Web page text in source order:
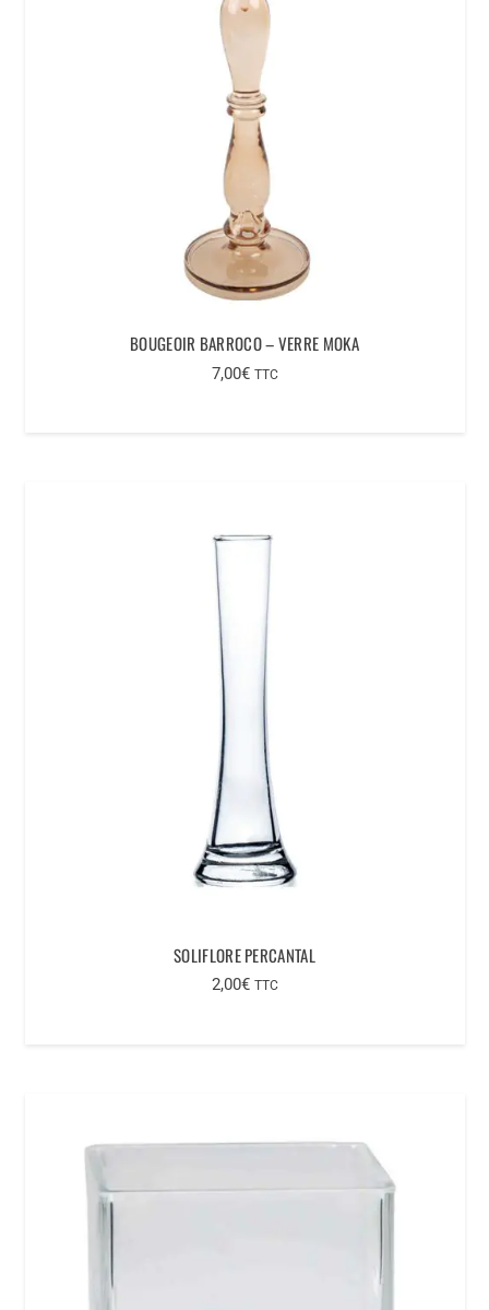
BOUGEOIR BARROCO – VERRE MOKA
7,00€ TTC
SOLIFLORE PERCANTAL
2,00€ TTC